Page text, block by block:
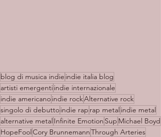
blog di musica indie indie italia blog
artisti emergentiindie internazionale
indie americanoindie rockAlternative rock
singolo di debuttoindie rap rap metal indie metal
alternative metal Infinite Emotion Sup Michael Boyd
HopeFoolCory BrunnemannThrough Arteries